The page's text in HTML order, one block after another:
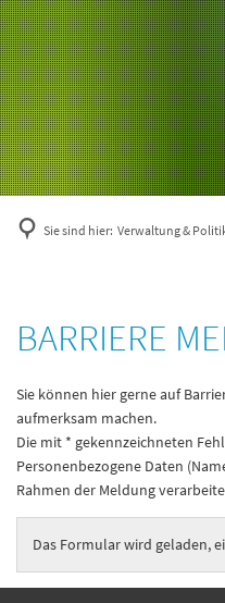
Sie sind hier: Verwaltung &
Barriere
BARRIERE
Sie können hier gerne auf
aufmerksam machen.
Die mit * gekennzeichneten
Personenbezogene Daten
Rahmen der Meldung
Das Formular wird geladen,